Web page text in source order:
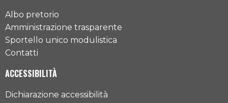
Albo pretorio
Amministrazione trasparente
Sportello unico modulistica
Contatti
ACCESSIBILITÀ
Dichiarazione accessibilità